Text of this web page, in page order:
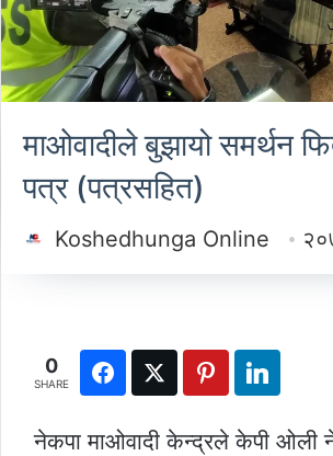
माओवादीले बुझायो समर्थन
पत्र (पत्रसहित)
Koshedhunga Online
0
SHARE
नेकपा माओवादी केन्द्रले केपी ओली